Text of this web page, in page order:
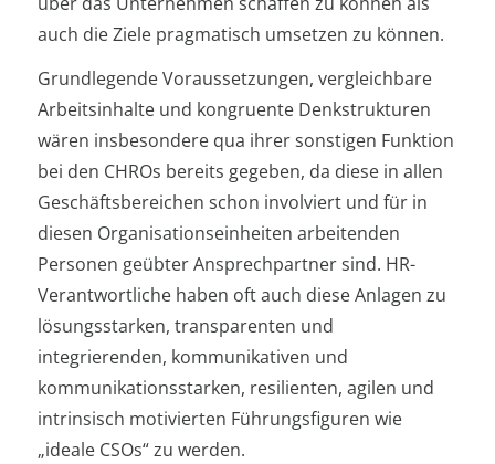
auch die Ziele pragmatisch umsetzen zu können.
Grundlegende Voraussetzungen, vergleichbare
Arbeitsinhalte und kongruente Denkstrukturen
wären insbesondere qua ihrer sonstigen Funktion
bei den CHROs bereits gegeben, da diese in allen
Geschäftsbereichen schon involviert und für in
diesen Organisationseinheiten arbeitenden
Personen geübter Ansprechpartner sind. HR-
Verantwortliche haben oft auch diese Anlagen zu
lösungsstarken, transparenten und
integrierenden, kommunikativen und
kommunikationsstarken, resilienten, agilen und
intrinsisch motivierten Führungsfiguren wie
„ideale CSOs“ zu werden.